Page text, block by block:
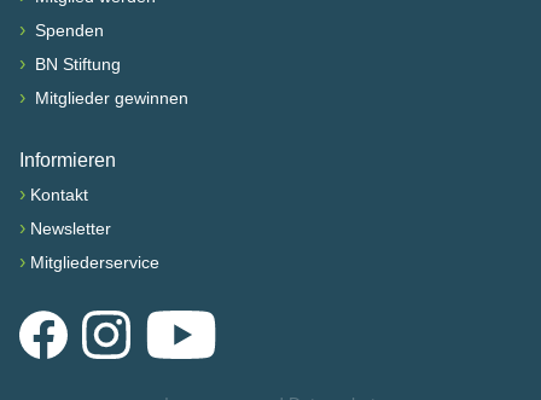
› Spenden
› BN Stiftung
› Mitglieder gewinnen
Informieren
› Kontakt
› Newsletter
› Mitgliederservice
FacebookInstagramYouTube